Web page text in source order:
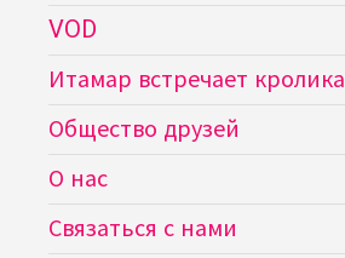
VOD
Итамар встречает кролика
Общество друзей
О нас
Связаться с нами